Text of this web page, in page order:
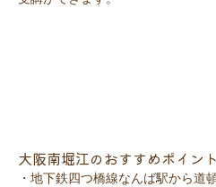
大阪南堀江のおすすめポイント
・ 地下鉄四つ橋線なんば駅から道